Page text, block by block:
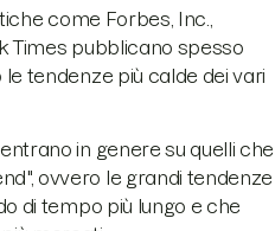
come Forbes, Inc.,
Times pubblicano spesso
tendenze più calde dei vari
in genere su quelli che
ovvero le grandi tendenze
di tempo più lungo e che